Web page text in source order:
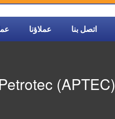
عملاؤنا اتصل بنا
(APTEC)